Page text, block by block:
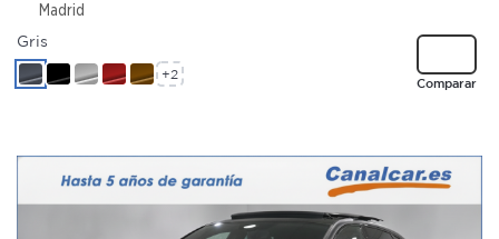
Madrid
Comparar
Gris
+2